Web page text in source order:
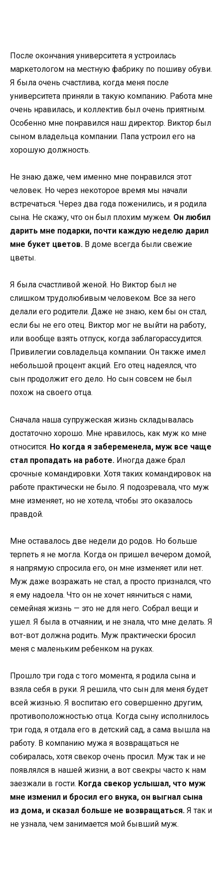
После окончания университета я устроилась
маркетологом на местную фабрику по пошиву обуви.
Я была очень счастлива, когда меня после
университета приняли в такую компанию. Работа мне
очень нравилась, и коллектив был очень приятным.
Особенно мне понравился наш директор. Виктор был
сыном владельца компании. Папа устроил его на
хорошую должность.
Не знаю даже, чем именно мне понравился этот
человек. Но через некоторое время мы начали
встречаться. Через два года поженились, и я родила
сына. Не скажу, что он был плохим мужем. Он любил
дарить мне подарки, почти каждую неделю дарил
мне букет цветов. В доме всегда были свежие
цветы.
Я была счастливой женой. Но Виктор был не
слишком трудолюбивым человеком. Все за него
делали его родители. Даже не знаю, кем бы он стал,
если бы не его отец. Виктор мог не выйти на работу,
или вообще взять отпуск, когда заблагорассудится.
Привилегии совладельца компании. Он также имел
небольшой процент акций. Его отец надеялся, что
сын продолжит его дело. Но сын совсем не был
похож на своего отца.
Сначала наша супружеская жизнь складывалась
достаточно хорошо. Мне нравилось, как муж ко мне
относится. Но когда я забеременела, муж все чаще
стал пропадать на работе. Иногда даже брал
срочные командировки. Хотя таких командировок на
работе практически не было. Я подозревала, что муж
мне изменяет, но не хотела, чтобы это оказалось
правдой.
Мне оставалось две недели до родов. Но больше
терпеть я не могла. Когда он пришел вечером домой,
я напрямую спросила его, он мне изменяет или нет.
Муж даже возражать не стал, а просто признался, что
я ему надоела. Что он не хочет нянчиться с нами,
семейная жизнь — это не для него. Собрал вещи и
ушел. Я была в отчаянии, и не знала, что мне делать. Я
вот-вот должна родить. Муж практически бросил
меня с маленьким ребенком на руках.
Прошло три года с того момента, я родила сына и
взяла себя в руки. Я решила, что сын для меня будет
всей жизнью. Я воспитаю его совершенно другим,
противоположностью отца. Когда сыну исполнилось
три года, я отдала его в детский сад, а сама вышла на
работу. В компанию мужа я возвращаться не
собиралась, хотя свекор очень просил. Муж так и не
появлялся в нашей жизни, а вот свекры часто к нам
заезжали в гости. Когда свекор услышал, что муж
мне изменил и бросил его внука, он выгнал сына
из дома, и сказал больше не возвращаться. Я так и
не узнала, чем занимается мой бывший муж.